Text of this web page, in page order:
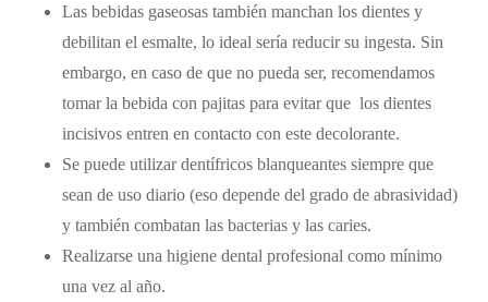
Las bebidas gaseosas también manchan los dientes y
debilitan el esmalte, lo ideal sería reducir su ingesta. Sin
embargo, en caso de que no pueda ser, recomendamos
tomar la bebida con pajitas para evitar que los dientes
incisivos entren en contacto con este decolorante.
Se puede utilizar dentífricos blanqueantes siempre que
sean de uso diario (eso depende del grado de abrasividad)
y también combatan las bacterias y las caries.
Realizarse una higiene dental profesional como mínimo
una vez al año.